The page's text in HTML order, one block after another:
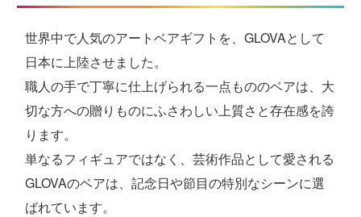
世界中で人気のアートベアギフトを、GLOVAとして
日本に上陸させました。
職人の手で丁寧に仕上げられる一点もののベアは、大
切な方への贈りものにふさわしい上質さと存在感を誇
ります。
単なるフィギュアではなく、芸術作品として愛される
GLOVAのベアは、記念日や節目の特別なシーンに選
ばれています。